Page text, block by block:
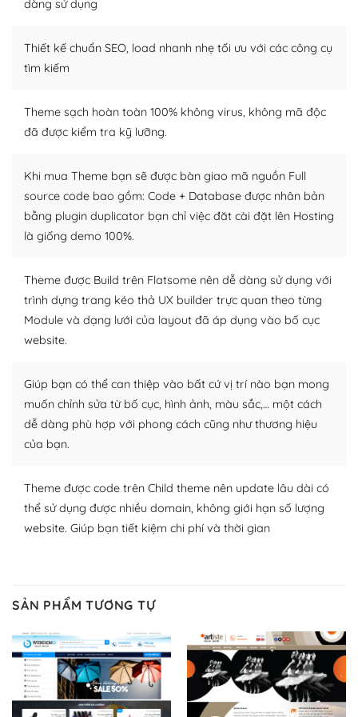
WordPress là nơi lưu trữ cho một diễn đàn cộng đồng
người cuồng tín WordPress.
Nếu bạn gặp khó khăn, bạn có thể lên mạng và tìm
lời, giải đáp vấn đề của bạn.
Cộng đồng sử dụng WordPress sẵn sàng hỗ trợ bạn
– Đa dạng plugin và themes
Plugin mở rộng là thành phần cài đặt thêm vào
WordPress để tăng thêm các tính năng cần thiết. Có
nhiều plugin trả phí hoặc miễn phí.
Nhờ lượng người dùng đông đảo, thư viện themes và
thích chọn lựa plugin và themes phù hợp cho mục đích
lập website của mình.
WordPress đa dạng plugin và themes
Với mọi Hosting bất kỳ thì WordPress đều có thể dễ
dàng thiết lập vì thực tế nó đã cung cấp khoảng 60%
trang web WordPress của bạn.
Dễ dàng lựa chọn Hosting cho website WordPress
– Bảo mật cực tốt
Vì WordPress hiện là nền tảng xây dựng trang web và
dàng sử dụng
Thiết kế chuẩn SEO, load nhanh nhẹ tối ưu với các công cụ
tìm kiếm
Theme sạch hoàn toàn 100% không virus, không mã độc
đã được kiểm tra kỹ lưỡng.
Khi mua Theme bạn sẽ được bàn giao mã nguồn Full
source code bao gồm: Code + Database được nhân bản
bằng plugin duplicator bạn chỉ việc đăt cài đặt lên Hosting
là giống demo 100%.
Theme được Build trên Flatsome nên dễ dàng sử dụng với
trình dựng trang kéo thả UX builder trực quan theo từng
Module và dạng lưới của layout đã áp dụng vào bố cục
website.
Giúp bạn có thể can thiệp vào bất cứ vị trí nào bạn mong
muốn chỉnh sửa từ bố cục, hình ảnh, màu sắc,… một cách
dễ dàng phù hợp với phong cách cũng như thương hiệu
của bạn.
Theme được code trên Child theme nên update lâu dài có
thể sử dụng được nhiều domain, không giới hạn số lượng
website. Giúp bạn tiết kiệm chi phí và thời gian
SẢN PHẨM TƯƠNG TỰ